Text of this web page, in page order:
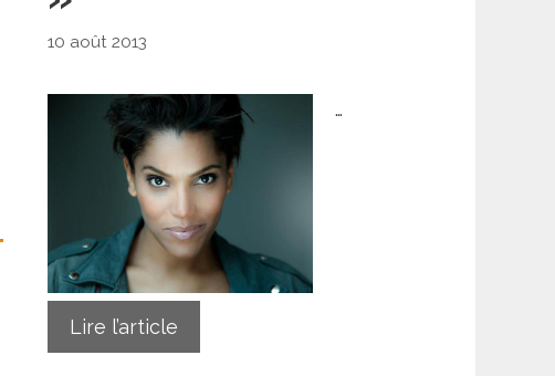
10 août 2013
…
Lire l’article